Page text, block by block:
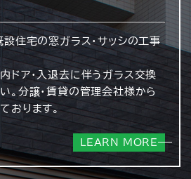
設住宅の窓ガラス・サッシの工事
ドア・入退去に伴うガラス交換
。分譲・賃貸の管理会社様から
おります。
LEARN MORE